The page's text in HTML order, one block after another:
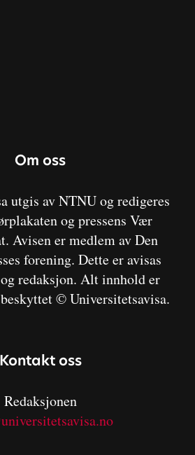
Om oss
utgis av NTNU og redigeres
og pressens Vær
Avisen er medlem av Den
forening. Dette er avisas
redaksjon. Alt innhold er
© Universitetsavisa.
Kontakt oss
Redaksjonen